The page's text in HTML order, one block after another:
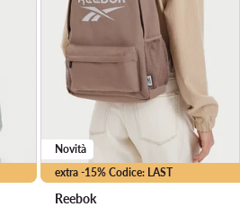
extra -15% Codice: LAST
Novità
Reebok